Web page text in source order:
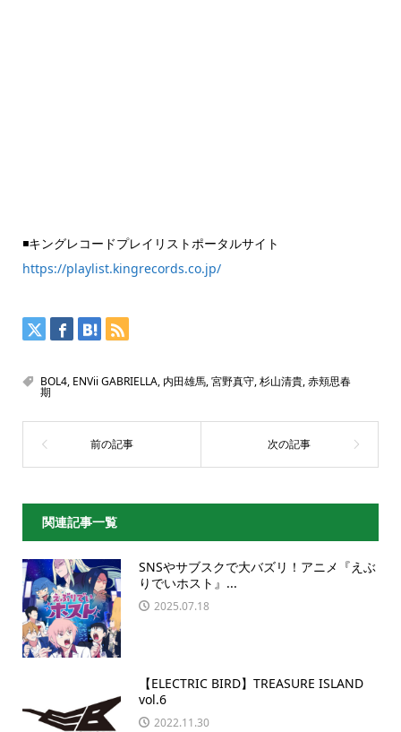
◾️キングレコードプレイリストポータルサイト
https://playlist.kingrecords.co.jp/
BOL4, ENVii GABRIELLA, 内田雄馬,宮野真守,杉山清貴,赤頬思春
期
関連記事一覧
SNSやサブスクで大バズリ！アニメ『えぶ
りでいホスト』...
2025.07.18
【ELECTRIC BIRD】TREASURE ISLAND
vol.6
2022.11.30